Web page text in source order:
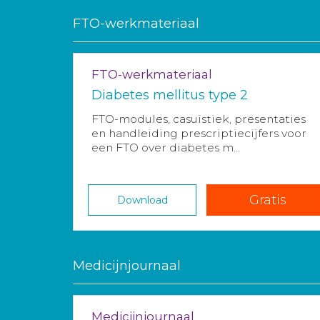
FTO-werkmateriaal
FTO-werkmateriaal
Diabetes mellitus type 2
FTO-modules, casuïstiek, presentaties
en handleiding prescriptiecijfers voor
een FTO over diabetes m...
Download Gratis
Medicijnjournaal
Medicijnjournaal